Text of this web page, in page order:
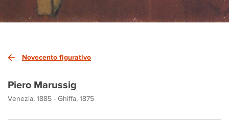
Novecento figurativo
Piero Marussig
Venezia, 1885 - Ghiffa, 1875